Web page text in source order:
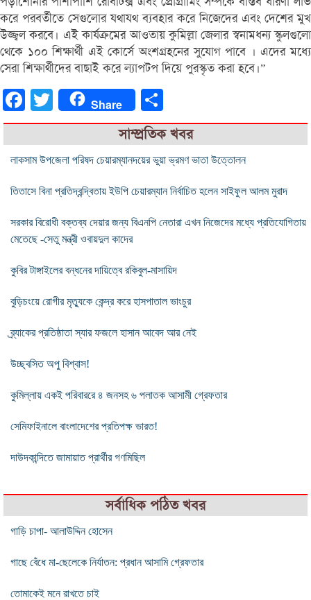
করে পরবর্তীতে সেগুলোর যথাযথ ব্যবহার করে নিজেদের এবং দেশের মুখ
উজ্জ্বল করবে। এই কার্যক্রমের আওতায় কুমিল্লা জেলার স্বনামধন্য স্কুলগুলো
থেকে ১০০ শিক্ষার্থী এই কোর্সে অংশগ্রহনের সুযোগ পাবে । এদের মধ্যে
সেরা শিক্ষার্থীদের বাছাই করে ল্যাপটপ দিয়ে পুরস্কৃত করা হবে।”
FacebookTwitter Share
সাম্প্রতিক খবর
লাকসাম উপজেলা পরিষদ চেয়ারম্যানদয়ের ভুয়া ভ্রমণ ভাতা উত্তোলন
তিতাসে বিনা প্রতিদ্বন্দ্বিতায় ইউপি চেয়ারম্যান নির্বাচিত হলেন সাইফুল আলম মুরাদ
সরকার বিরোধী বক্তব্য দেয়ার জন্য বিএনপি নেতারা এখন নিজেদের মধ্যে প্রতিযোগিতায়
মেতেছে -সেতু মন্ত্রী ওবায়দুল কাদের
কুবির টাঙ্গাইলের বন্ধনের দায়িত্বে রকিবুল-মাসায়িদ
বুড়িচংয়ে রোগীর মৃত্যুকে কেন্দ্র করে হাসপাতাল ভাংচুর
ব্র্যাকের প্রতিষ্ঠাতা স্যার ফজলে হাসান আবেদ আর নেই
উচ্ছ্বসিত অপু বিশ্বাস!
কুমিল্লায় একই পরিবাররে ৪ জনসহ ৬ পলাতক আসামী গ্রেফতার
সেমিফাইনালে বাংলাদেশের প্রতিপক্ষ ভারত!
দাউদকান্দিতে জামায়াত প্রার্থীর গণমিছিল
সর্বাধিক পঠিত খবর
গাড়ি চাপা- আলাউদ্দিন হোসেন
গাছে বেঁধে মা-ছেলেকে নির্যাতন: প্রধান আসামি গ্রেফতার
তোমাকেই মনে রাখতে চাই